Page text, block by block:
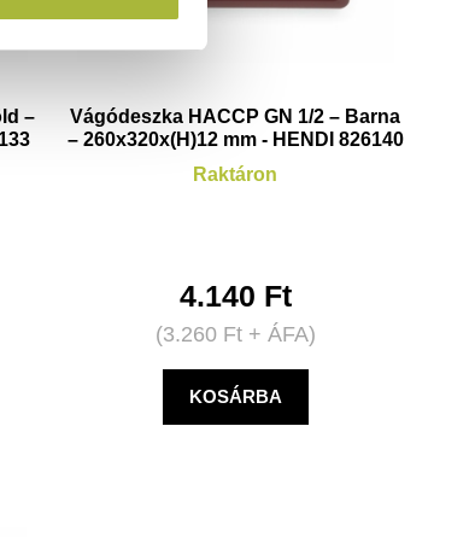
–
Vágódeszka HACCP GN 1/2 – Barna
– 260x320x(H)12 mm - HENDI 826140
Raktáron
4.140 Ft
(3.260 Ft+ ÁFA)
KOSÁRBA